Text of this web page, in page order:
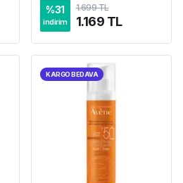
%31
indirim
1.699 TL
1.169 TL
KARGO BEDAVA